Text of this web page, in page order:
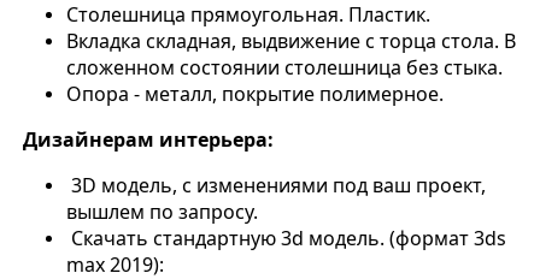
Столешница прямоугольная. Пластик.
Вкладка складная, выдвижение с торца стола. В
сложенном состоянии столешница без стыка.
Опора - металл, покрытие полимерное.
Дизайнерам интерьера:
3D модель, с изменениями под ваш проект,
вышлем по запросу.
Скачать стандартную 3d модель. (формат 3ds
max 2019):